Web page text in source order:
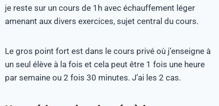
je reste sur un cours de 1h avec échauffement léger
amenant aux divers exercices, sujet central du cours.
Le gros point fort est dans le cours privé où j’enseigne à
un seul élève à la fois et cela peut être 1 fois une heure
par semaine ou 2 fois 30 minutes. J’ai les 2 cas.